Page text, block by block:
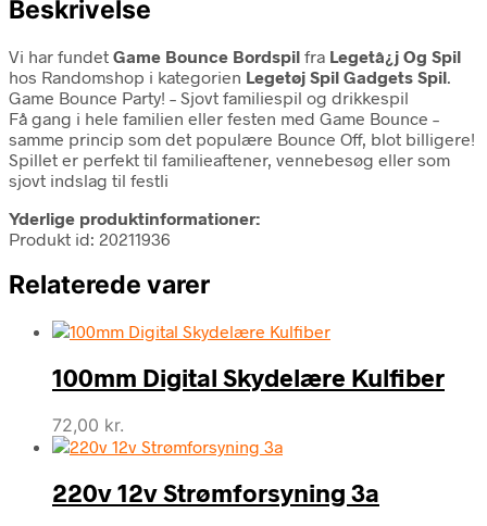
Beskrivelse
Vi har fundet Game Bounce Bordspil fra Legetâ¿j Og Spil
hos Randomshop i kategorien Legetøj Spil Gadgets Spil.
Game Bounce Party! – Sjovt familiespil og drikkespil
Få gang i hele familien eller festen med Game Bounce –
samme princip som det populære Bounce Off, blot billigere!
Spillet er perfekt til familieaftener, vennebesøg eller som
sjovt indslag til festli
Yderlige produktinformationer:
Produkt id: 20211936
Relaterede varer
100mm Digital Skydelære Kulfiber
72,00 kr.
220v 12v Strømforsyning 3a